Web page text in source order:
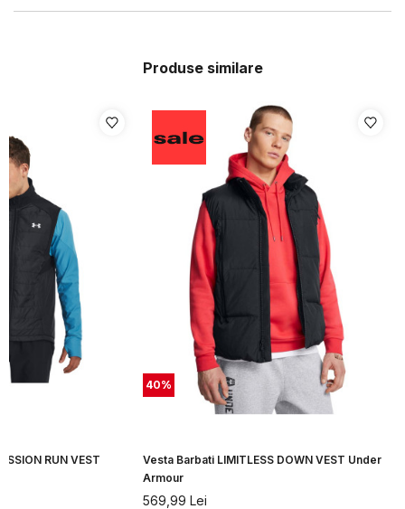
Produse similare
RUN VEST
40%
Vesta Barbati LIMITLESS DOWN VEST Under
Armour
569,99 Lei